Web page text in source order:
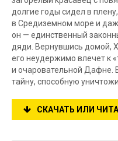
долгие годы сидел в
в Средиземном море и
он — единственный
дяди. Вернувшись домой,
его неудержимо влечет к
и очаровательной Дафне.
тайну, способную
СКАЧАТЬ ИЛИ